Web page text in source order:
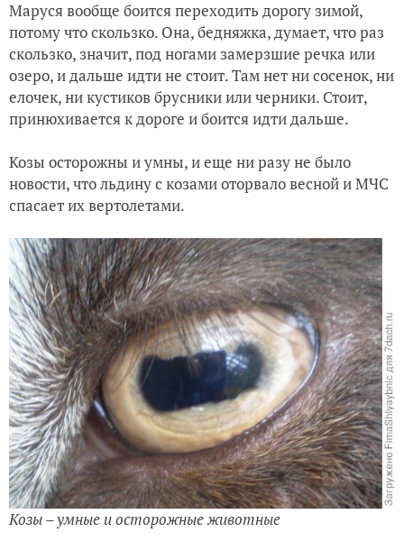
Ландрасы, а также немного о породистых козах
Маруся вообще боится переходить дорогу зимой,
потому что скользко. Она, бедняжка, думает, что раз
скользко, значит, под ногами замерзшие речка или
озеро, и дальше идти не стоит. Там нет ни сосенок, ни
елочек, ни кустиков брусники или черники. Стоит,
принюхивается к дороге и боится идти дальше.
Козы осторожны и умны, и еще ни разу не было
новости, что льдину с козами оторвало весной и МЧС
спасает их вертолетами.
Козы – умные и осторожные животные